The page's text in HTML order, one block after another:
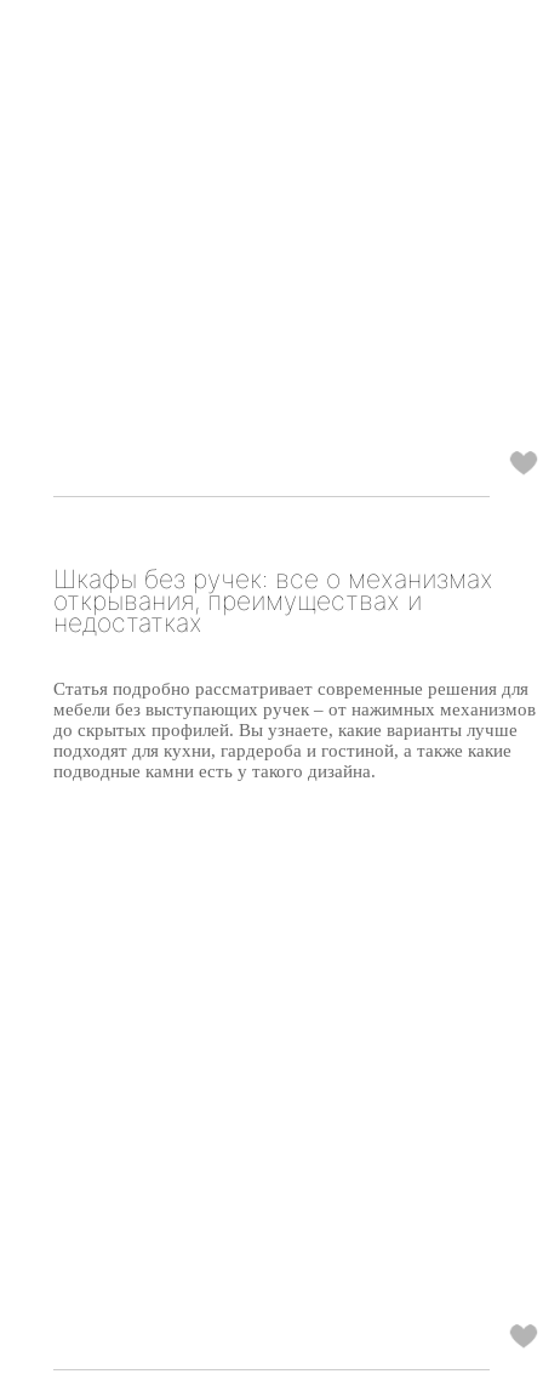
Шкафы без ручек: все о механизмах
открывания, преимуществах и
недостатках
Статья подробно рассматривает современные решения для
мебели без выступающих ручек – от нажимных механизмов
до скрытых профилей. Вы узнаете, какие варианты лучше
подходят для кухни, гардероба и гостиной, а также какие
подводные камни есть у такого дизайна.